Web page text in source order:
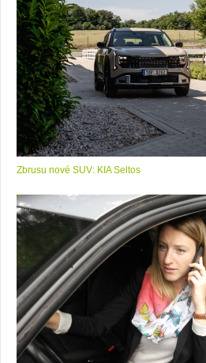
Zbrusu nové SUV: KIA Seltos